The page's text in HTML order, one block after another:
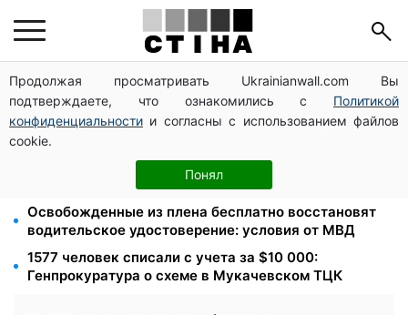
Продолжая просматривать Ukrainianwall.com Вы
подтверждаете, что ознакомились с Политикой
конфиденциальности и согласны с использованием файлов
cookie.
Понял
Новый знак на центральной улице: водителям
грузовиков запретили остановку — штраф до 680
грн
Мавики, зарядные станции и аппараты для
реанимации: Христианский корпус передал груз на
Запорожское и Покровское направления
Освобожденные из плена бесплатно восстановят
водительское удостоверение: условия от МВД
1577 человек списали с учета за $10 000:
Генпрокуратура о схеме в Мукачевском ТЦК